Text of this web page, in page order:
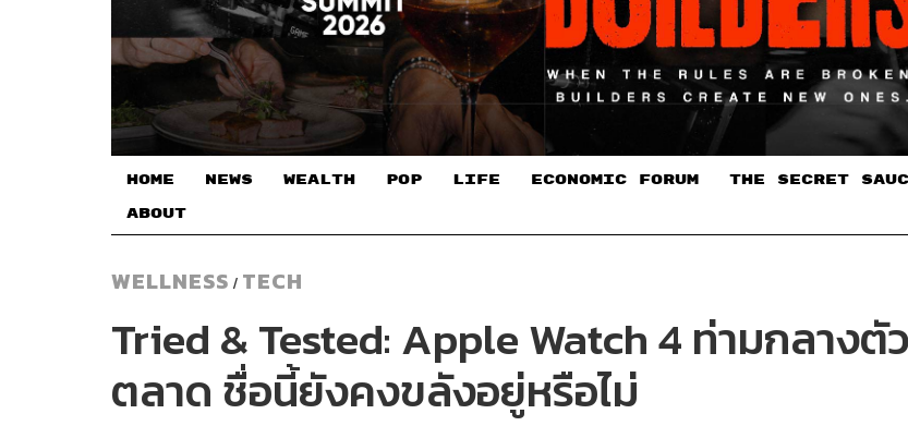
HOME NEWS WEALTH POP LIFE ECONOMIC FORUM THE SECRET
ABOUT
WELLNESS / TECH
Tried & Tested: Apple Watch 4 ท่ามกลางตั
ตลาด ชื่อนี้ยังคงขลังอยู่หรือไม่